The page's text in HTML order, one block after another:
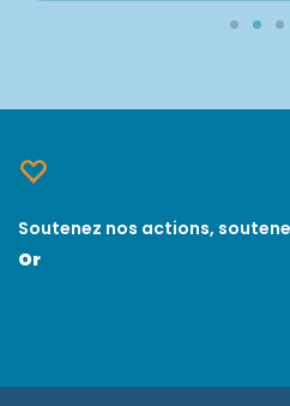
Soutenez nos actions,
Or